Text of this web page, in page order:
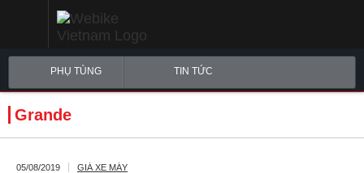
PHỤ TÙNG TIN TỨC
Grande
05/08/2019 GIÁ XE MÁY